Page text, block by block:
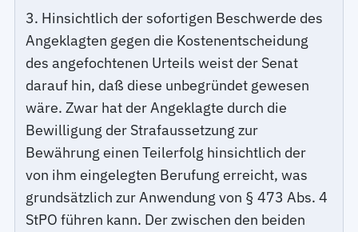
3. Hinsichtlich der sofortigen Beschwerde des
Angeklagten gegen die Kostenentscheidung
des angefochtenen Urteils weist der Senat
darauf hin, daß diese unbegründet gewesen
wäre. Zwar hat der Angeklagte durch die
Bewilligung der Strafaussetzung zur
Bewährung einen Teilerfolg hinsichtlich der
von ihm eingelegten Berufung erreicht, was
grundsätzlich zur Anwendung von § 473 Abs. 4
StPO führen kann. Der zwischen den beiden